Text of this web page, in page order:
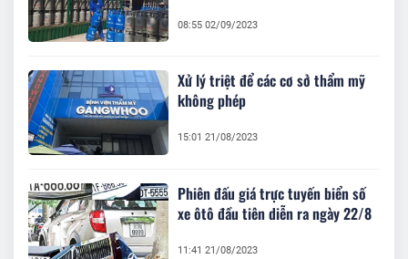
08:55 02/09/2023
Xử lý triệt để các cơ sở thẩm mỹ
không phép
15:01 21/08/2023
Phiên đấu giá trực tuyến biển số
xe ôtô đầu tiên diễn ra ngày 22/8
11:41 21/08/2023